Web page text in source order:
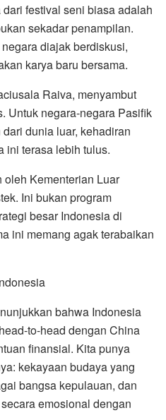
festival seni biasa adalah
sekadar penampilan.
diajak berdiskusi,
karya baru bersama.
Raiva, menyambut
Untuk negara-negara Pasifik
dunia luar, kehadiran
ini terasa lebih tulus.
Kementerian Luar
Ini bukan program
besar Indonesia di
ini memang agak terabaikan
bahwa Indonesia
to-head dengan China
finansial. Kita punya
kekayaan budaya yang
bangsa kepulauan, dan
emosional dengan